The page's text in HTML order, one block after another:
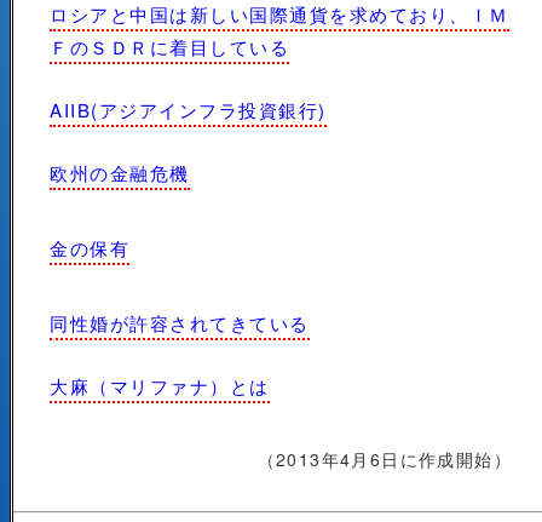
ロシアと中国は新しい国際通貨を求めており、ＩＭ
ＦのＳＤＲに着目している
AIIB(アジアインフラ投資銀行)
欧州の金融危機
金の保有
同性婚が許容されてきている
大麻（マリファナ）とは
（2013年4月6日に作成開始）